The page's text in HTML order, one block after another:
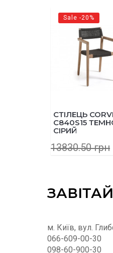
СТІЛЕЦЬ CORVETTE
C840S15 ТЕМНО-
13830.50 грн
м. Київ, вул.
066-609-00-30
098-60-900-30